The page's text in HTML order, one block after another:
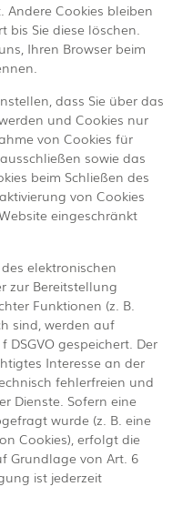
Cookies bleiben
Sie diese löschen.
Ihren Browser beim
dass Sie über das
und Cookies nur
von Cookies für
sowie das
beim Schließen des
von Cookies
eingeschränkt
elektronischen
zur Bereitstellung
Funktionen (z. B.
sind, werden auf
gespeichert. Der
Interesse an der
fehlerfreien und
Dienste. Sofern eine
wurde (z. B. eine
Cookies), erfolgt die
Grundlage von Art. 6
ist jederzeit